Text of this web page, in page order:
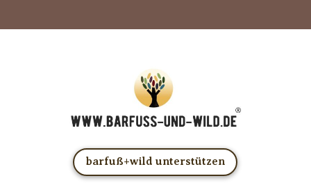
barfuß+wild unterstützen